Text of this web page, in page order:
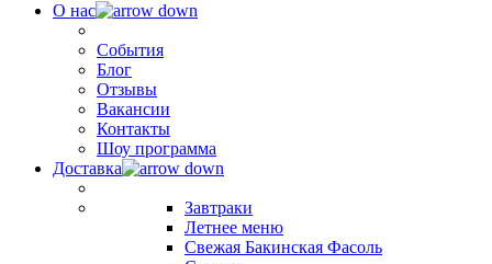
О нас
События
Блог
Отзывы
Вакансии
Контакты
Шоу программа
Доставка
Завтраки
Летнее меню
Свежая Бакинская Фасоль